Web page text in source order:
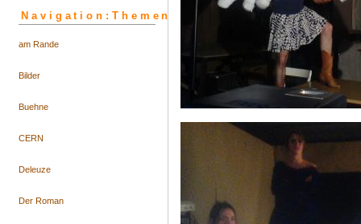
Navigation:Themen
am Rande
Bilder
Buehne
CERN
Deleuze
Der Roman